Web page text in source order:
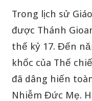
Trong lịch sử
được Thánh
thế kỷ 17. Đến
khốc của Thế
đã dâng hiến
Nhiễm Đức Mẹ.